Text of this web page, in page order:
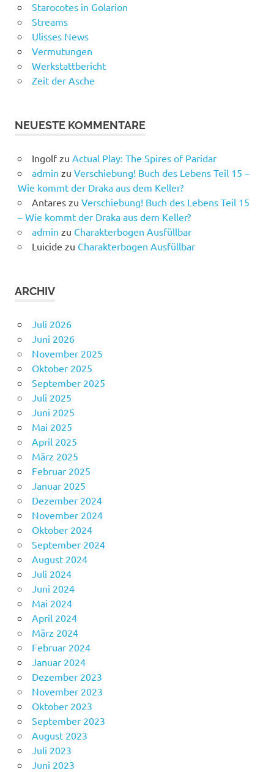
Starocotes in Golarion
Streams
Ulisses News
Vermutungen
Werkstattbericht
Zeit der Asche
NEUESTE KOMMENTARE
Ingolfzu Actual Play: The Spires of Paridar
admin zu Verschiebung! Buch des Lebens Teil 15 –
Wie kommt der Draka aus dem Keller?
Antareszu Verschiebung! Buch des Lebens Teil 15
– Wie kommt der Draka aus dem Keller?
admin zu Charakterbogen Ausfüllbar
Luicide zu Charakterbogen Ausfüllbar
ARCHIV
Juli 2026
Juni 2026
November 2025
Oktober 2025
September 2025
Juli 2025
Juni 2025
Mai 2025
April 2025
März 2025
Februar 2025
Januar 2025
Dezember 2024
November 2024
Oktober 2024
September 2024
August 2024
Juli 2024
Juni 2024
Mai 2024
April 2024
März 2024
Februar 2024
Januar 2024
Dezember 2023
November 2023
Oktober 2023
September 2023
August 2023
Juli 2023
Juni 2023